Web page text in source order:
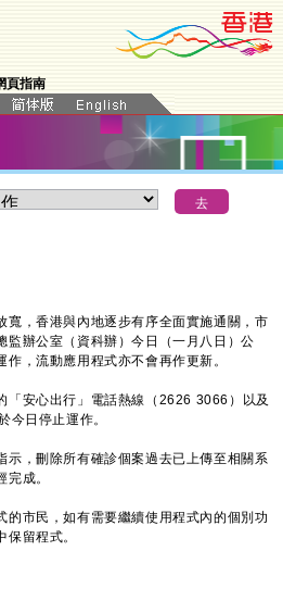
頁指南
，香港與內地逐步有序全面實施通關，市
監辦公室（資科辦）今日（一月八日）公
，流動應用程式亦不會再作更新。
安心出行」電話熱線（2626 3066）以及
今日停止運作。
，刪除所有確診個案過去已上傳至相關系
成。
市民，如有需要繼續使用程式內的個別功
留程式。